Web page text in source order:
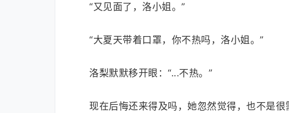
“又见面了，洛小姐。”
“大夏天带着口罩，你不热吗，洛小姐。”
洛梨默默移开眼：“...不热。”
现在后悔还来得及吗，她忽然觉得，也不是很